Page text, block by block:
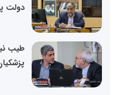
دولت
طیب